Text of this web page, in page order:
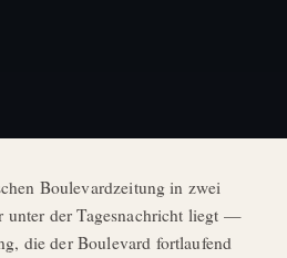
Boulevardzeitung in zwei
unter der Tagesnachricht liegt —
die der Boulevard fortlaufend